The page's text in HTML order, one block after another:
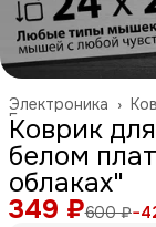
Электроника ›
Главная
Коврик
белом
облаках"
349 ₽600 ₽−